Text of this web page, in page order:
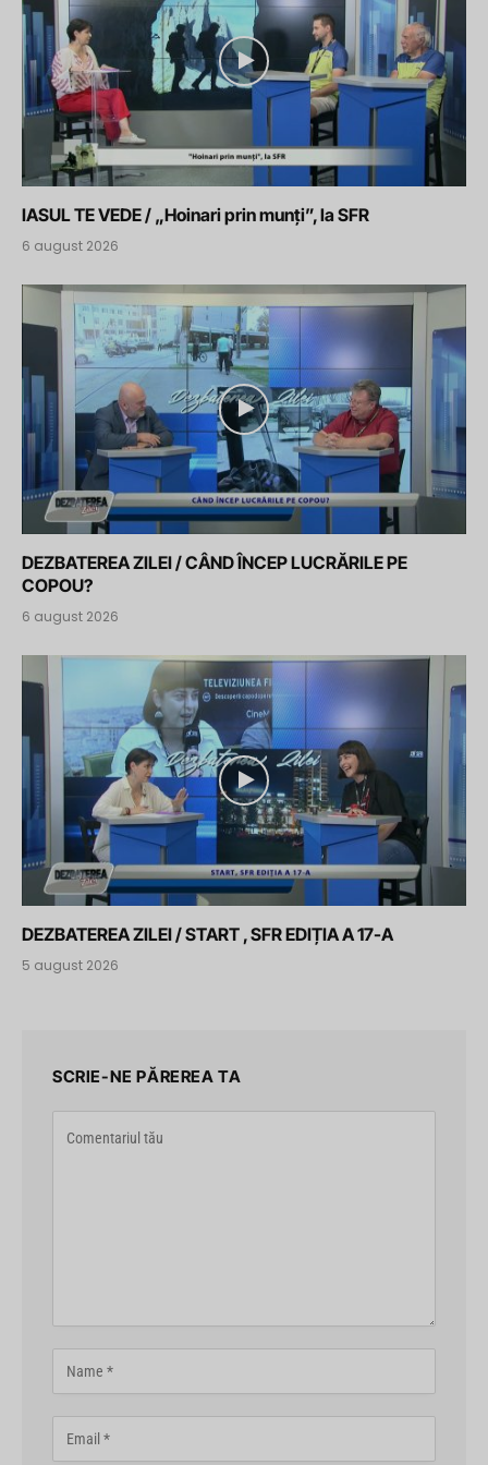
IASUL TE VEDE / „Hoinari prin munți”, la SFR
6 august 2026
DEZBATEREA ZILEI / CÂND ÎNCEP LUCRĂRILE PE
COPOU?
6 august 2026
DEZBATEREA ZILEI / START , SFR EDIȚIA A 17-A
5 august 2026
SCRIE-NE PĂREREA TA